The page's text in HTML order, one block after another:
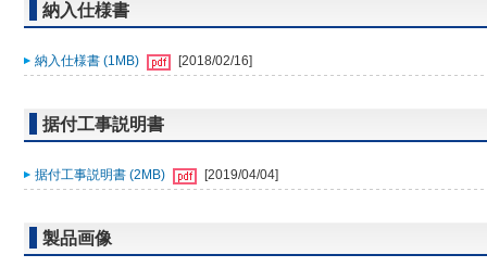
納入仕様書
納入仕様書 (1MB) [2018/02/16]
据付工事説明書
据付工事説明書 (2MB) [2019/04/04]
製品画像